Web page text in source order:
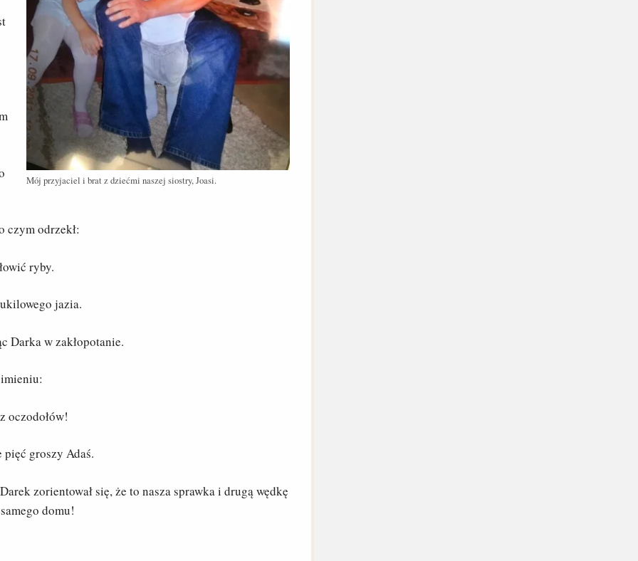
Mój przyjaciel i brat z dziećmi naszej siostry, Joasi.
czym odrzekł:
ryby.
jazia.
Darka w zakłopotanie.
oczodołów!
pięć groszy Adaś.
zorientował się, że to nasza sprawka i drugą wędkę
domu!